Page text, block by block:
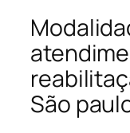
São